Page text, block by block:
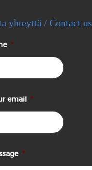
yhteyttä / Contact us
*
email *
*